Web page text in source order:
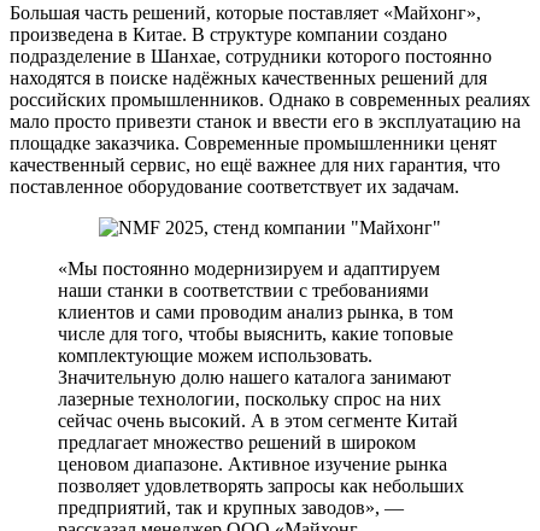
Большая часть решений, которые поставляет «Майхонг»,
произведена в Китае. В структуре компании создано
подразделение в Шанхае, сотрудники которого постоянно
находятся в поиске надёжных качественных решений для
российских промышленников. Однако в современных реалиях
мало просто привезти станок и ввести его в эксплуатацию на
площадке заказчика. Современные промышленники ценят
качественный сервис, но ещё важнее для них гарантия, что
поставленное оборудование соответствует их задачам.
«Мы постоянно модернизируем и адаптируем
наши станки в соответствии с требованиями
клиентов и сами проводим анализ рынка, в том
числе для того, чтобы выяснить, какие топовые
комплектующие можем использовать.
Значительную долю нашего каталога занимают
лазерные технологии, поскольку спрос на них
сейчас очень высокий. А в этом сегменте Китай
предлагает множество решений в широком
ценовом диапазоне. Активное изучение рынка
позволяет удовлетворять запросы как небольших
предприятий, так и крупных заводов», —